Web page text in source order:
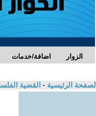
اضافة/خدمات الزوار
الصفحة الرئيسية - القضية